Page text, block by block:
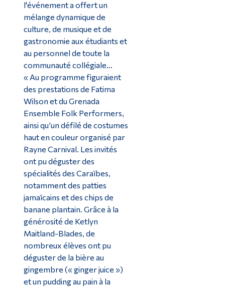
l'événement a offert un
mélange dynamique de
culture, de musique et de
gastronomie aux étudiants et
au personnel de toute la
communauté collégiale…
« Au programme figuraient
des prestations de Fatima
Wilson et du Grenada
Ensemble Folk Performers,
ainsi qu’un défilé de costumes
haut en couleur organisé par
Rayne Carnival. Les invités
ont pu déguster des
spécialités des Caraïbes,
notamment des patties
jamaïcains et des chips de
banane plantain. Grâce à la
générosité de Ketlyn
Maitland-Blades, de
nombreux élèves ont pu
déguster de la bière au
gingembre (« ginger juice »)
et un pudding au pain à la